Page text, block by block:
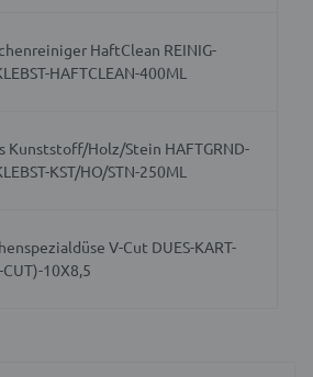
HaftClean REINIG-
HAFTCLEAN-400ML
Kunststoff/Holz/Stein HAFTGRND-
KST/HO/STN-250ML
V-Cut DUES-KART-
CUT)-10X8,5